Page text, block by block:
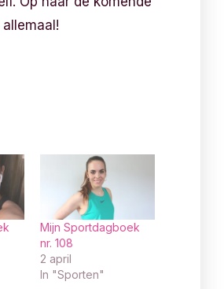
Mijn Sportdagboek
nr. 108
2 april
In "Sporten"